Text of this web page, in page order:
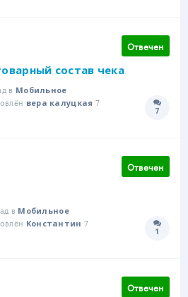
Отвечен
состав чека
в Мобильное
вера калуцкая 7
7
Отвечен
в Мобильное
Константин 7
1
Отвечен